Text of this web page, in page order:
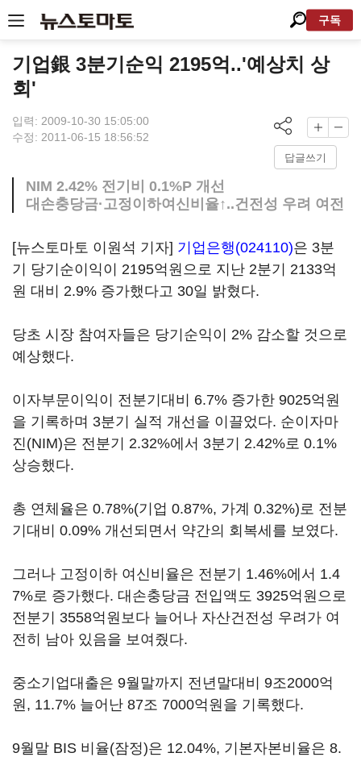
구독
기업銀 3분기순익 2195억..'예상치 상
회'
입력: 2009-10-30 15:05:00
수정: 2011-06-15 18:56:52
답글쓰기
NIM 2.42% 전기비 0.1%P 개선
대손충당금·고정이하여신비율↑..건전성 우려 여전
[뉴스토마토 이원석 기자] 기업은행(024110)은 3분
기 당기순이익이 2195억원으로 지난 2분기 2133억
원 대비 2.9% 증가했다고 30일 밝혔다.
당초 시장 참여자들은 당기순익이 2% 감소할 것으로
예상했다.
이자부문이익이 전분기대비 6.7% 증가한 9025억원
을 기록하며 3분기 실적 개선을 이끌었다. 순이자마
진(NIM)은 전분기 2.32%에서 3분기 2.42%로 0.1%
상승했다.
총 연체율은 0.78%(기업 0.87%, 가계 0.32%)로 전분
기대비 0.09% 개선되면서 약간의 회복세를 보였다.
그러나 고정이하 여신비율은 전분기 1.46%에서 1.4
7%로 증가했다. 대손충당금 전입액도 3925억원으로
전분기 3558억원보다 늘어나 자산건전성 우려가 여
전히 남아 있음을 보여줬다.
중소기업대출은 9월말까지 전년말대비 9조2000억
원, 11.7% 늘어난 87조 7000억원을 기록했다.
9월말 BIS 비율(잠정)은 12.04%, 기본자본비율은 8.